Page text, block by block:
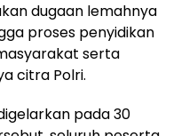
dugaan lemahnya
proses penyidikan
serta
citra Polri.
pada 30